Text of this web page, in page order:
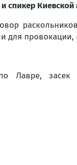
и спикер
для